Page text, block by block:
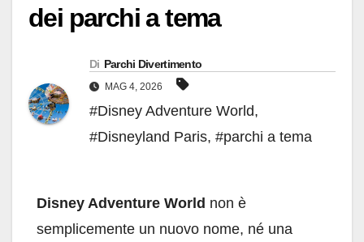
dei parchi a tema
Di Parchi Divertimento
MAG 4, 2026
#Disney Adventure World,
#Disneyland Paris, #parchi a tema
Disney Adventure World non è
semplicemente un nuovo nome, né una